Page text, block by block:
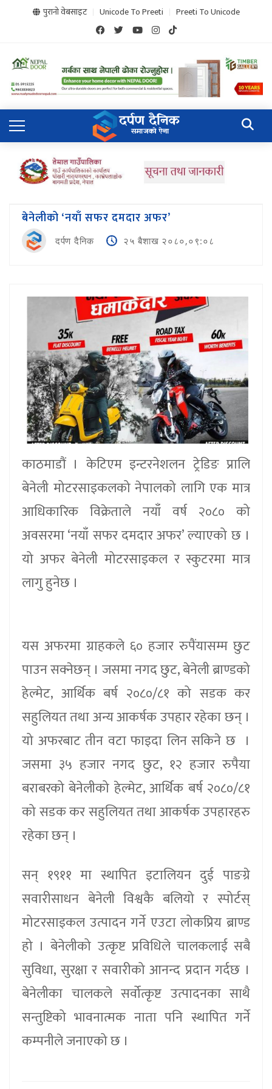
पुरानो वेबसाइट Unicode To Preeti Preeti To Unicode
बेनेलीको ‘नयाँ सफर दमदार अफर’
दर्पण दैनिक २५ बैशाख २०८०,०९:०८
काठमाडौं । केटिएम इन्टरनेशलन ट्रेडिङ प्रालि
बेनेली मोटरसाइकलको नेपालको लागि एक मात्र
आधिकारिक विक्रेताले नयाँ वर्ष २०८० को
अवसरमा ‘नयाँ सफर दमदार अफर’ ल्याएको छ ।
यो अफर बेनेली मोटरसाइकल र स्कुटरमा मात्र
लागु हुनेछ ।
यस अफरमा ग्राहकले ६० हजार रुपैंयासम्म छुट
पाउन सक्नेछन् । जसमा नगद छुट, बेनेली ब्राण्डको
हेल्मेट, आर्थिक बर्ष २०८०/८१ को सडक कर
सहुलियत तथा अन्य आकर्षक उपहार रहेका छन् ।
यो अफरबाट तीन वटा फाइदा लिन सकिने छ ।
जसमा ३५ हजार नगद छुट, १२ हजार रुपैया
बराबरको बेनेलीको हेल्मेट, आर्थिक बर्ष २०८०/८१
को सडक कर सहुलियत तथा आकर्षक उपहारहरु
रहेका छन् ।
सन् १९११ मा स्थापित इटालियन दुई पाङग्रे
सवारीसाधन बेनेली विश्वकै बलियो र स्पोर्टस्
मोटरसाइकल उत्पादन गर्ने एउटा लोकप्रिय ब्राण्ड
हो । बेनेलीको उत्कृष्ट प्रविधिले चालकलाई सबै
सुविधा, सुरक्षा र सवारीको आनन्द प्रदान गर्दछ ।
बेनेलीका चालकले सर्वोत्कृष्ट उत्पादनका साथै
सन्तुष्टिको भावनात्मक नाता पनि स्थापित गर्ने
कम्पनीले जनाएको छ ।